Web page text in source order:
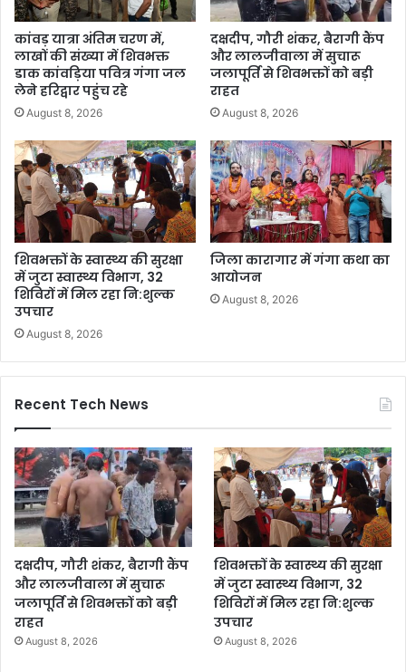
कांवड़ यात्रा अंतिम चरण में,
लाखों की संख्या में शिवभक्त
डाक कांवड़िया पवित्र गंगा जल
लेने हरिद्वार पहुंच रहे
August 8, 2026
दक्षदीप, गौरी शंकर, बैरागी कैंप
और लालजीवाला में सुचारू
जलापूर्ति से शिवभक्तों को बड़ी
राहत
August 8, 2026
शिवभक्तों के स्वास्थ्य की सुरक्षा
में जुटा स्वास्थ्य विभाग, 32
शिविरों में मिल रहा नि:शुल्क
उपचार
August 8, 2026
जिला कारागार में गंगा कथा का
आयोजन
August 8, 2026
Recent Tech News
दक्षदीप, गौरी शंकर, बैरागी कैंप
और लालजीवाला में सुचारू
जलापूर्ति से शिवभक्तों को बड़ी
राहत
August 8, 2026
शिवभक्तों के स्वास्थ्य की सुरक्षा
में जुटा स्वास्थ्य विभाग, 32
शिविरों में मिल रहा नि:शुल्क
उपचार
August 8, 2026